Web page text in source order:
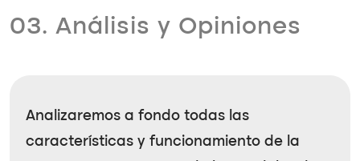
03. Análisis y Opiniones
Analizaremos a fondo todas las
características y funcionamiento de la